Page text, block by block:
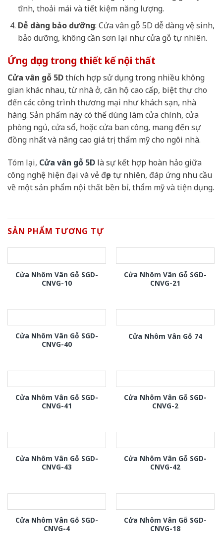
tĩnh, thoải mái và tiết kiệm năng lượng.
Dễ dàng bảo dưỡng: Cửa vân gỗ 5D dễ dàng vệ sinh,
bảo dưỡng, không cần sơn lại như cửa gỗ tự nhiên.
Ứng dụng trong thiết kế nội thất
Cửa vân gỗ 5Dthích hợp sử dụng trong nhiều không
gian khác nhau, từ nhà ở, căn hộ cao cấp, biệt thự cho
đến các công trình thương mại như khách sạn, nhà
hàng. Sản phẩm này có thể dùng làm cửa chính, cửa
phòng ngủ, cửa sổ, hoặc cửa ban công, mang đến sự
đồng nhất và nâng cao giá trị thẩm mỹ cho ngôi nhà.
Tóm lại, Cửa vân gỗ 5D là sự kết hợp hoàn hảo giữa
công nghệ hiện đại và vẻ đẹp tự nhiên, đáp ứng nhu cầu
về một sản phẩm nội thất bền bỉ, thẩm mỹ và tiện dụng.
SẢN PHẨM TƯƠNG TỰ
Cửa Nhôm Vân Gỗ SGD-
CNVG-10
Cửa Nhôm Vân Gỗ SGD-
CNVG-21
Cửa Nhôm Vân Gỗ SGD-
CNVG-40
Cửa Nhôm Vân Gỗ 74
Cửa Nhôm Vân Gỗ SGD-
CNVG-41
Cửa Nhôm Vân Gỗ SGD-
CNVG-2
Cửa Nhôm Vân Gỗ SGD-
CNVG-43
Cửa Nhôm Vân Gỗ SGD-
CNVG-42
Cửa Nhôm Vân Gỗ SGD-
CNVG-4
Cửa Nhôm Vân Gỗ SGD-
CNVG-18